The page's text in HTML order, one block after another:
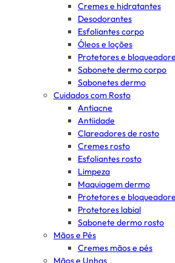
Cremes e hidratantes
Desodorantes
Esfoliantes corpo
Óleos e loções
Protetores e
Sabonete dermo corpo
Sabonetes dermo
Cuidados com Rosto
Antiacne
Antiidade
Clareadores de rosto
Cremes rosto
Esfoliantes rosto
Limpeza
Maquiagem dermo
Protetores e
Protetores labial
Sabonete dermo rosto
Mãos e Pés
Cremes mãos e pés
Mãos e Unhas